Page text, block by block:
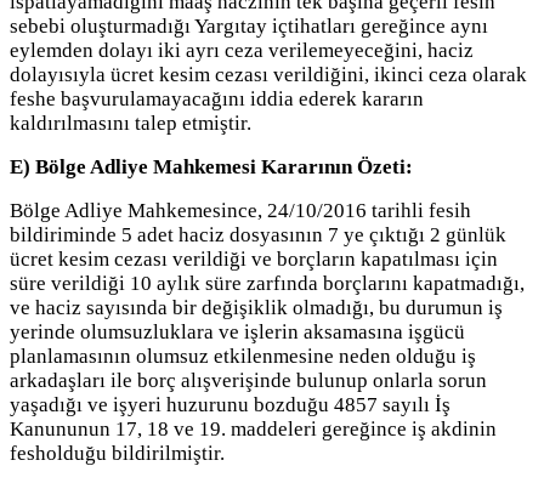
sebebi oluşturmadığı Yargıtay içtihatları gereğince aynı
eylemden dolayı iki ayrı ceza verilemeyeceğini, haciz
dolayısıyla ücret kesim cezası verildiğini, ikinci ceza olarak
feshe başvurulamayacağını iddia ederek kararın
kaldırılmasını talep etmiştir.
E) Bölge Adliye Mahkemesi Kararının Özeti:
Bölge Adliye Mahkemesince, 24/10/2016 tarihli fesih
bildiriminde 5 adet haciz dosyasının 7 ye çıktığı 2 günlük
ücret kesim cezası verildiği ve borçların kapatılması için
süre verildiği 10 aylık süre zarfında borçlarını kapatmadığı,
ve haciz sayısında bir değişiklik olmadığı, bu durumun iş
yerinde olumsuzluklara ve işlerin aksamasına işgücü
planlamasının olumsuz etkilenmesine neden olduğu iş
arkadaşları ile borç alışverişinde bulunup onlarla sorun
yaşadığı ve işyeri huzurunu bozduğu 4857 sayılı İş
Kanununun 17, 18 ve 19. maddeleri gereğince iş akdinin
fesholduğu bildirilmiştir.